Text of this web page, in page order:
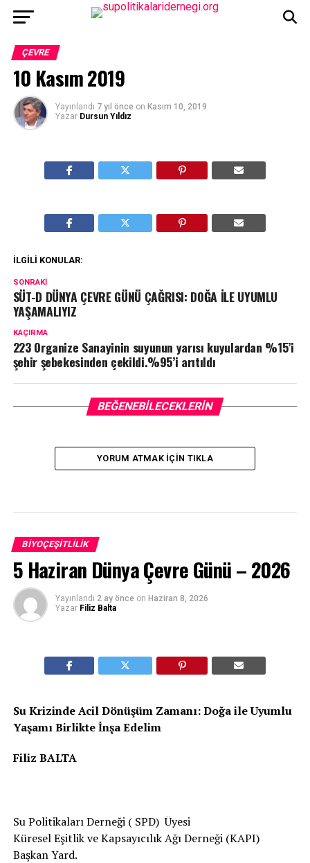
ÇEVRE
10 Kasım 2019
Yayınlandı 7 yıl önce on Kasım 10, 2019
Yazar Dursun Yıldız
İLGILI KONULAR:
SONRAKI
SÜT-D DÜNYA ÇEVRE GÜNÜ ÇAĞRISI: DOĞA İLE UYUMLU
YAŞAMALIYIZ
KAÇIRMA
223 Organize Sanayinin suyunun yarısı kuyulardan %15’i
şehir şebekesinden çekildi.%95’i arıtıldı
BEĞENEBILECEKLERIN
YORUM ATMAK IÇIN TIKLA
BIYOÇEŞITLILIK
5 Haziran Dünya Çevre Günü – 2026
Yayınlandı 2 ay önce on Haziran 8, 2026
Yazar Filiz Balta
Su Krizinde Acil Dönüşüm Zamanı: Doğa ile Uyumlu
Yaşamı Birlikte İnşa Edelim
Filiz BALTA
Su Politikaları Derneği ( SPD) Üyesi
Küresel Eşitlik ve Kapsayıcılık Ağı Derneği (KAPI)
Başkan Yard.